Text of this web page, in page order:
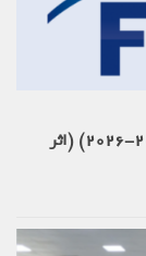
قوانین تکنیکی فدراسیون جهانی شمشیربازی (2025-2026) (اثر